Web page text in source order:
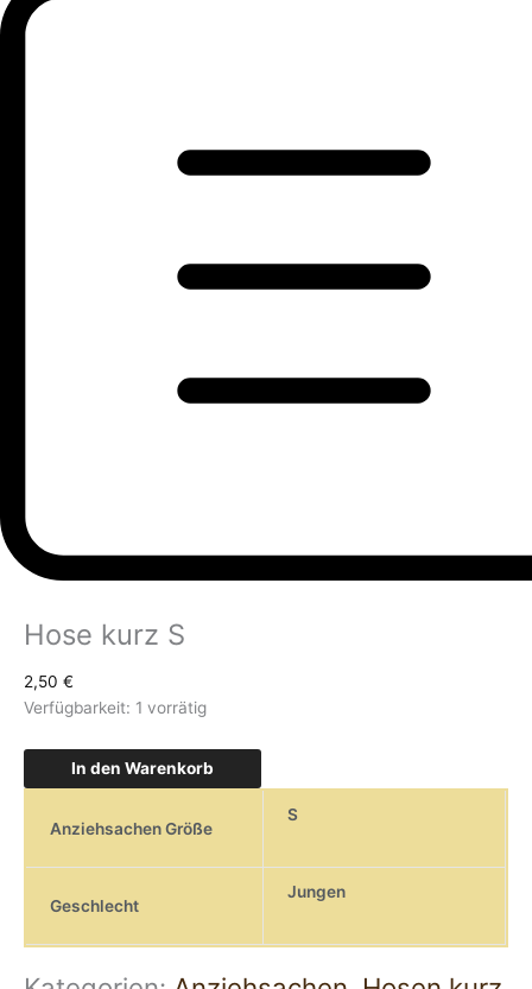
Hose kurz S
2,50 €
Verfügbarkeit: 1 vorrätig
In den Warenkorb
Anziehsachen Größe
S
Geschlecht
Jungen